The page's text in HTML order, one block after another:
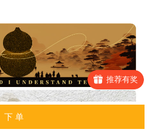
推荐有奖
下 单